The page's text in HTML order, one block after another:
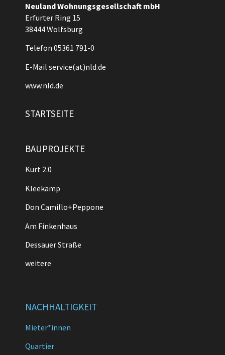
Neuland Wohnungsgesellschaft mbH
Erfurter Ring 15
38444 Wolfsburg
Telefon 05361 791-0
E-Mail service(at)nld.de
www.nld.de
STARTSEITE
BAUPROJEKTE
Kurt 2.0
Kleekamp
Don Camillo+Peppone
Am Finkenhaus
Dessauer Straße
weitere
NACHHALTIGKEIT
Mieter*innen
Quartier